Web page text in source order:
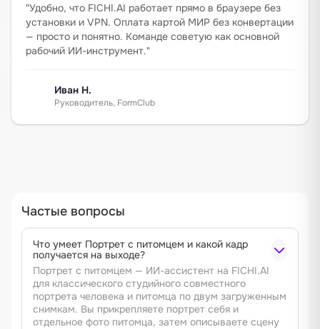
"Удобно, что FICHI.AI работает прямо в браузере без
установки и VPN. Оплата картой МИР без конвертации
— просто и понятно. Команде советую как основной
рабочий ИИ-инструмент."
Иван Н.
Руководитель, FormClub
Частые вопросы
Что умеет Портрет с питомцем и какой кадр
получается на выходе?
Портрет с питомцем — ИИ-ассистент на FICHI.AI
для классического студийного совместного
портрета человека и питомца по двум загруженным
снимкам. Вы прикрепляете портрет себя и
отдельное фото питомца, затем описываете сцену